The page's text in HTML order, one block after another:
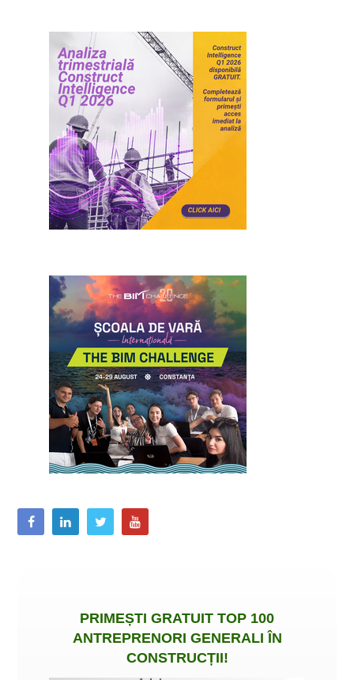
PRIMEȘTI GRATUIT TOP 100
ANTREPRENORI GENERALI ÎN
CONSTRUCȚII!